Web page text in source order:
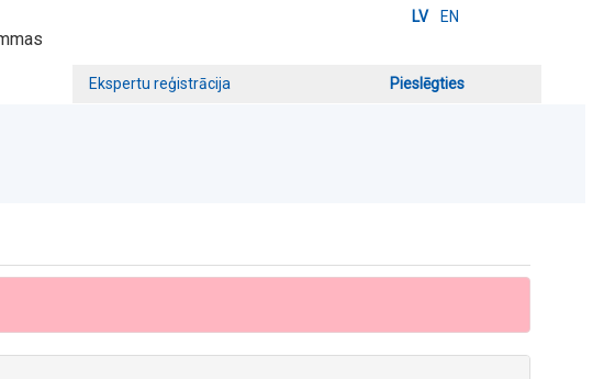
LV EN
Ekspertu reģistrācija Pieslēgties